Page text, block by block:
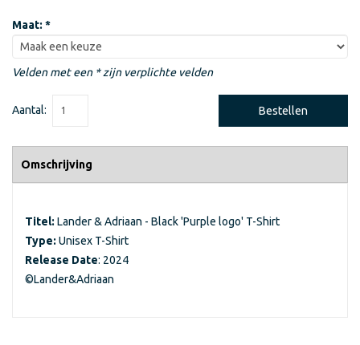
Maat: *
Velden met een * zijn verplichte velden
Aantal: Bestellen
Omschrijving
Titel: Lander & Adriaan - Black 'Purple logo' T-Shirt
Type: Unisex T-Shirt
Release Date: 2024
©Lander&Adriaan